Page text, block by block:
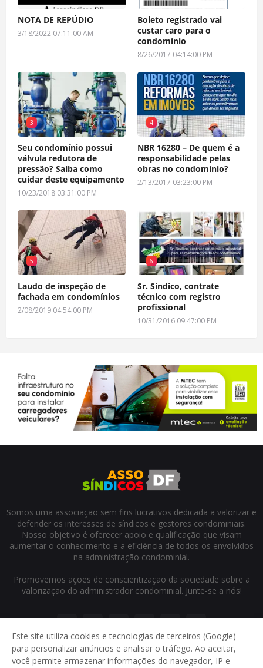
NOTA DE REPÚDIO
3/18/2022 07:11:00 AM
Boleto registrado vai
custar caro para o
condomínio
8/26/2017 04:14:00 PM
3
Seu condomínio possui
válvula redutora de
pressão? Saiba como
cuidar deste equipamento
10/23/2018 03:31:00 PM
4
NBR 16280 – De quem é a
responsabilidade pelas
obras no condomínio?
2/13/2017 03:23:00 PM
5
Laudo de inspeção de
fachada em condomínios
2/08/2019 04:54:00 PM
6
Sr. Síndico, contrate
técnico com registro
profissional
10/31/2016 09:47:00 PM
Somos uma associação sem fins lucrativos dedicada a valorizar e
defender os interesses de síndicos e gestores condominiais.
Nosso objetivo é oferecer apoio e qualificação que visam
aumentar o conhecimento e a eficiência de todos os envolvidos
na administração condominial.
Promovemos ações de conscientização da sociedade sobre a
valorização do administrador condominial. Junte-se a nós!
Este site utiliza cookies e tecnologias de terceiros (Google)
para personalizar anúncios e analisar o tráfego. Ao aceitar,
você permite armazenar informações do navegador, IP e